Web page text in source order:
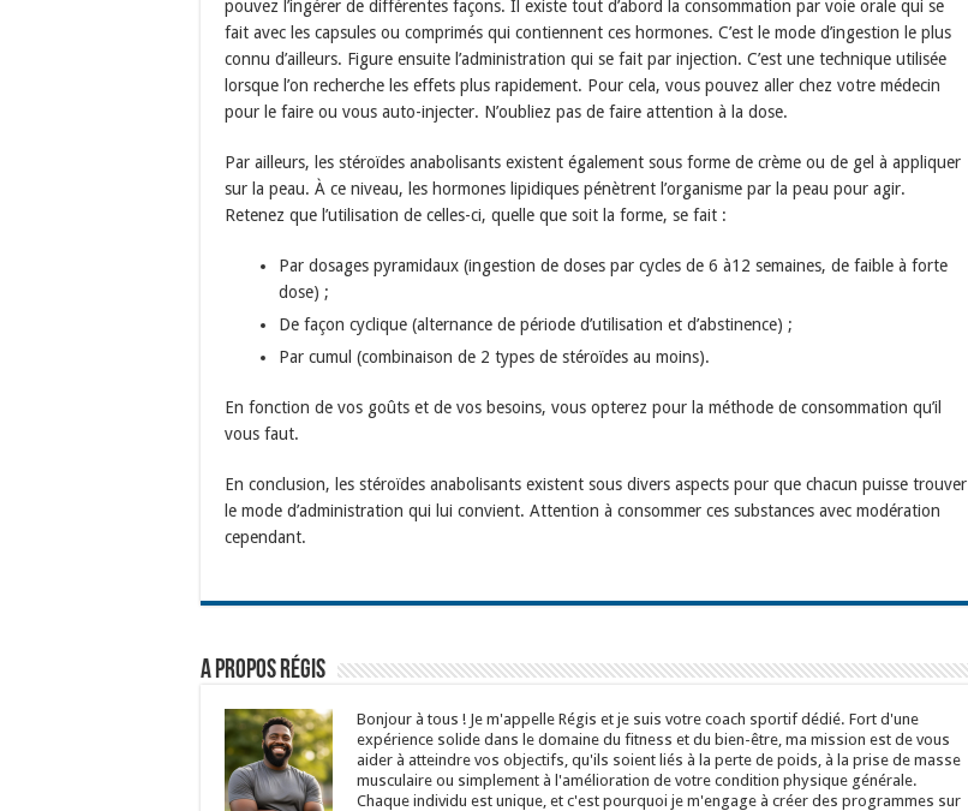
pouvez l’ingérer de différentes façons. Il existe tout d’abord la consommation par voie orale qui se
fait avec les capsules ou comprimés qui contiennent ces hormones. C’est le mode d’ingestion le plus
connu d’ailleurs. Figure ensuite l’administration qui se fait par injection. C’est une technique utilisée
lorsque l’on recherche les effets plus rapidement. Pour cela, vous pouvez aller chez votre médecin
pour le faire ou vous auto-injecter. N’oubliez pas de faire attention à la dose.
Par ailleurs, les stéroïdes anabolisants existent également sous forme de crème ou de gel à appliquer
sur la peau. À ce niveau, les hormones lipidiques pénètrent l’organisme par la peau pour agir.
Retenez que l’utilisation de celles-ci, quelle que soit la forme, se fait :
Par dosages pyramidaux (ingestion de doses par cycles de 6 à12 semaines, de faible à forte
dose) ;
De façon cyclique (alternance de période d’utilisation et d’abstinence) ;
Par cumul (combinaison de 2 types de stéroïdes au moins).
En fonction de vos goûts et de vos besoins, vous opterez pour la méthode de consommation qu’il
vous faut.
En conclusion, les stéroïdes anabolisants existent sous divers aspects pour que chacun puisse trouver
le mode d’administration qui lui convient. Attention à consommer ces substances avec modération
cependant.
A propos Régis
Bonjour à tous ! Je m'appelle Régis et je suis votre coach sportif dédié. Fort d'une
expérience solide dans le domaine du fitness et du bien-être, ma mission est de vous
aider à atteindre vos objectifs, qu'ils soient liés à la perte de poids, à la prise de masse
musculaire ou simplement à l'amélioration de votre condition physique générale.
Chaque individu est unique, et c'est pourquoi je m'engage à créer des programmes sur